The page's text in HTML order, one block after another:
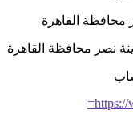
محافظة القاهرة
نصر محافظة القاهرة
https://